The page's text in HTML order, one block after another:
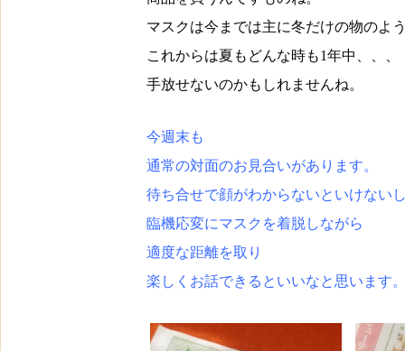
マスクは今までは主に冬だけの物のよ
これからは夏もどんな時も1年中、、、
手放せないのかもしれませんね。
今週末も
通常の対面のお見合いがあります。
待ち合せで顔がわからないといけないし
臨機応変にマスクを着脱しながら
適度な距離を取り
楽しくお話できるといいなと思います。